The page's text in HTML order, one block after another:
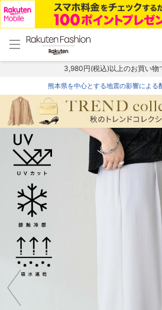
menu home
トップ
3,980円(税込)以上のお買い物
熊本県を中心とする地震の影響による